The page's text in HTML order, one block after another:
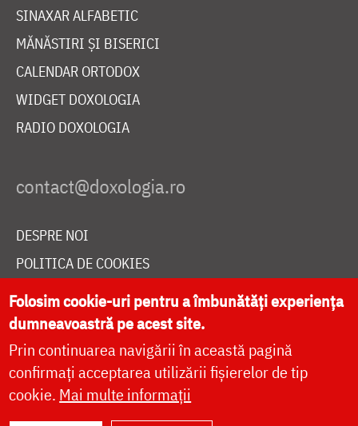
SINAXAR ALFABETIC
MĂNĂSTIRI ȘI BISERICI
CALENDAR ORTODOX
WIDGET DOXOLOGIA
RADIO DOXOLOGIA
DESPRE NOI
POLITICA DE COOKIES
DONEAZĂ ONLINE PENTRU CATEDRALA NAȚIONALĂ
LIVE
Folosim cookie-uri pentru a îmbunătăți experiența
dumneavoastră pe acest site.
Prin continuarea navigării în această pagină
confirmați acceptarea utilizării fișierelor de tip
cookie. Mai multe informații